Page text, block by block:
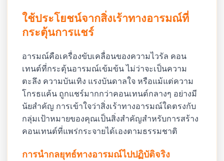
ใช้ประโยชน์จากสิ่งเร้าทางอารมณ์ที่
กระตุ้นการแชร์
อารมณ์คือเครื่องขับเคลื่อนของความไวรัล คอน
เทนต์ที่กระตุ้นอารมณ์เข้มข้น ไม่ว่าจะเป็นความ
ตะลึง ความบันเทิง แรงบันดาลใจ หรือแม้แต่ความ
โกรธแค้น ถูกแชร์มากกว่าคอนเทนต์กลางๆ อย่างมี
นัยสำคัญ การเข้าใจว่าสิ่งเร้าทางอารมณ์ใดตรงกับ
กลุ่มเป้าหมายของคุณเป็นสิ่งสำคัญสำหรับการสร้าง
คอนเทนต์ที่แพร่กระจายได้เองตามธรรมชาติ
การนำกลยุทธ์ทางอารมณ์ไปปฏิบัติจริง